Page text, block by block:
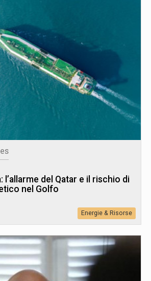
l’allarme del Qatar e il rischio di
nel Golfo
Energie & Risorse